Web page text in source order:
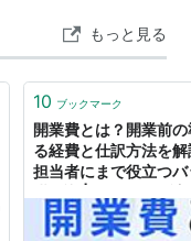
、仕訳を示しなさ
8…
もっと見る
10 ブックマーク
開業費とは？開業前
る経費と仕訳方法を
担当者にまで役立つ